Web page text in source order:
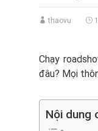
thaovu
Chạy
đâu? Mọi
Nội dung